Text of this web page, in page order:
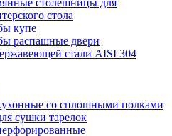
столешницы для
стола
купе
распашные двери
стали AISI 304
со сплошными полками
сушки тарелок